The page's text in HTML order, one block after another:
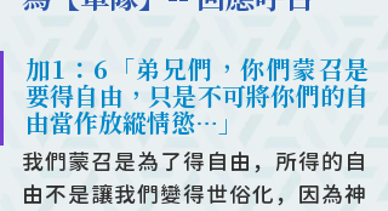
加1：6「弟兄們，你們蒙召是
要得自由，只是不可將你們的自
由當作放縱情慾…」
我們蒙召是為了得自由，所得的自
由不是讓我們變得世俗化，因為神